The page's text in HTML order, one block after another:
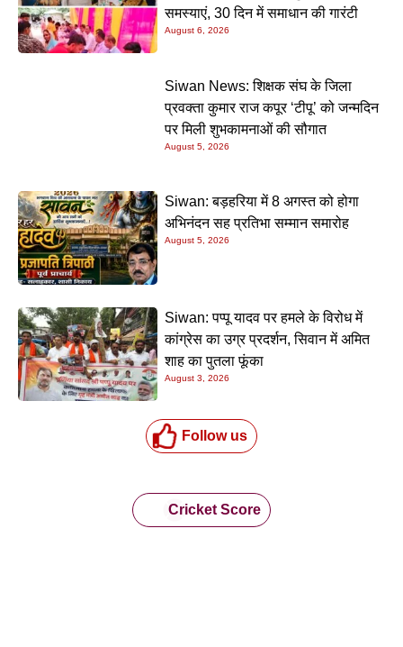
समस्याएं, 30 दिन में समाधान की गारंटी
August 6, 2026
Siwan News: शिक्षक संघ के जिला
प्रवक्ता कुमार राज कपूर ‘टीपू’ को जन्मदिन
पर मिली शुभकामनाओं की सौगात
August 5, 2026
Siwan: बड़हरिया में 8 अगस्त को होगा
अभिनंदन सह प्रतिभा सम्मान समारोह
August 5, 2026
Siwan: पप्पू यादव पर हमले के विरोध में
कांग्रेस का उग्र प्रदर्शन, सिवान में अमित
शाह का पुतला फूंका
August 3, 2026
Follow us
Cricket Score